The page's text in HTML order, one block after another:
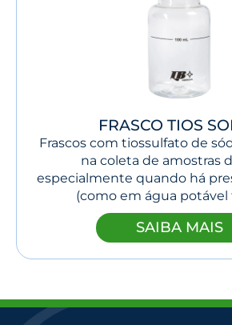
FRASCO TIOS
Frascos com tiossulfato de
na coleta de amostras
especialmente quando há
(como em água potável
SAIBA MAIS